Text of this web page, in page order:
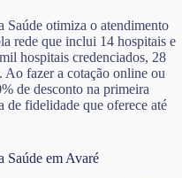
Saúde otimiza o atendimento
rede que inclui 14 hospitais e
hospitais credenciados, 28
fazer a cotação online ou
de desconto na primeira
de fidelidade que oferece até
Saúde em Avaré